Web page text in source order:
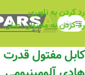
رد کردن به ناوبری
رد کردن به محتوای اصلی
منو